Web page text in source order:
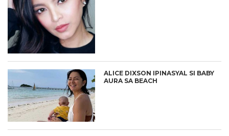
ALICE DIXSON IPINASYAL SI BABY
AURA SA BEACH